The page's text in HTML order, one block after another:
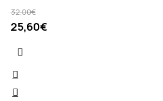
32,00€
25,60€